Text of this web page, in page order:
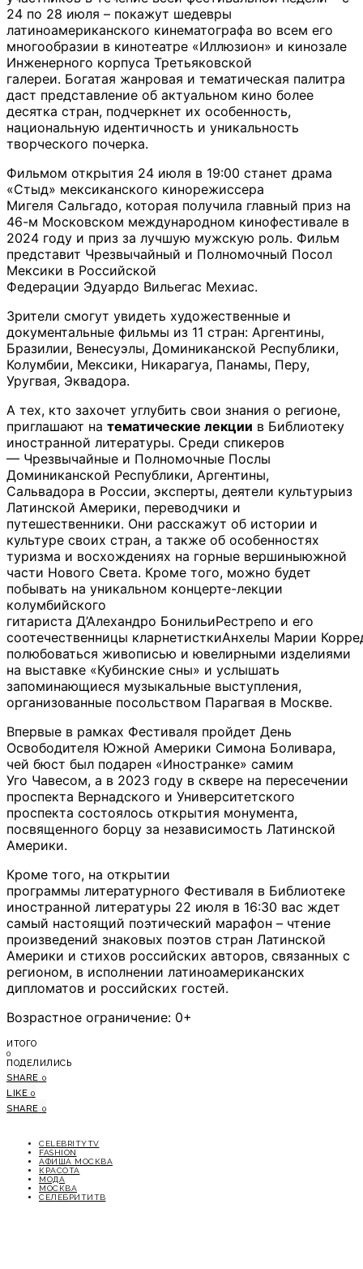
24 по 28 июля – покажут шедевры
латиноамериканского кинематографа во всем его
многообразии в кинотеатре «Иллюзион» и кинозале
Инженерного корпуса Третьяковской
галереи. Богатая жанровая и тематическая палитра
даст представление об актуальном кино более
десятка стран, подчеркнет их особенность,
национальную идентичность и уникальность
творческого почерка.
Фильмом открытия 24 июля в 19:00 станет драма
«Стыд» мексиканского кинорежиссера
Мигеля Сальгадо, которая получила главный приз на
46-м Московском международном кинофестивале в
2024 году и приз за лучшую мужскую роль. Фильм
представит Чрезвычайный и Полномочный Посол
Мексики в Российской
Федерации Эдуардо Вильегас Мехиас.
Зрители смогут увидеть художественные и
документальные фильмы из 11 стран: Аргентины,
Бразилии, Венесуэлы, Доминиканской Республики,
Колумбии, Мексики, Никарагуа, Панамы, Перу,
Уругвая, Эквадора.
А тех, кто захочет углубить свои знания о регионе,
приглашают на тематические лекции в Библиотеку
иностранной литературы. Среди спикеров
— Чрезвычайные и Полномочные Послы
Доминиканской Республики, Аргентины,
Сальвадора в России, эксперты, деятели культурыиз
Латинской Америки, переводчики и
путешественники. Они расскажут об истории и
культуре своих стран, а также об особенностях
туризма и восхождениях на горные вершиныюжной
части Нового Света. Кроме того, можно будет
побывать на уникальном концерте-лекции
колумбийского
гитариста Д’Алехандро БонильиРестрепо и его
соотечественницы кларнетисткиАнхелы Марии
полюбоваться живописью и ювелирными изделиями
на выставке «Кубинские сны» и услышать
запоминающиеся музыкальные выступления,
организованные посольством Парагвая в Москве.
Впервые в рамках Фестиваля пройдет День
Освободителя Южной Америки Симона Боливара,
чей бюст был подарен «Иностранке» самим
Уго Чавесом, а в 2023 году в сквере на пересечении
проспекта Вернадского и Университетского
проспекта состоялось открытия монумента,
посвященного борцу за независимость Латинской
Америки.
Кроме того, на открытии
программы литературного Фестиваля в Библиотеке
иностранной литературы 22 июля в 16:30 вас ждет
самый настоящий поэтический марафон – чтение
произведений знаковых поэтов стран Латинской
Америки и стихов российских авторов, связанных с
регионом, в исполнении латиноамериканских
дипломатов и российских гостей.
Возрастное ограничение: 0+
ИТОГО
0
ПОДЕЛИЛИСЬ
SHARE 0
LIKE 0
SHARE 0
CELEBRITYTV
FASHION
АФИША МОСКВА
КРАСОТА
МОДА
МОСКВА
СЕЛЕБРИТИТВ